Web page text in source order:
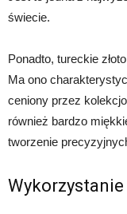
świecie.
Ponadto, tureckie
Ma ono
ceniony przez
również bardzo
tworzenie